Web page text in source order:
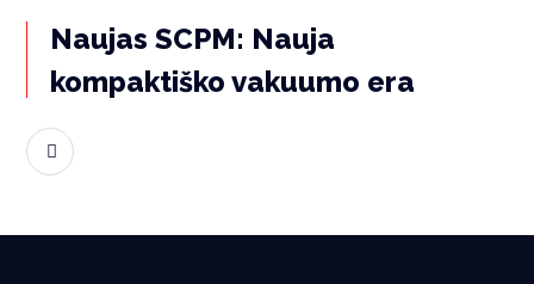
Naujas SCPM: Nauja
kompaktiško vakuumo era